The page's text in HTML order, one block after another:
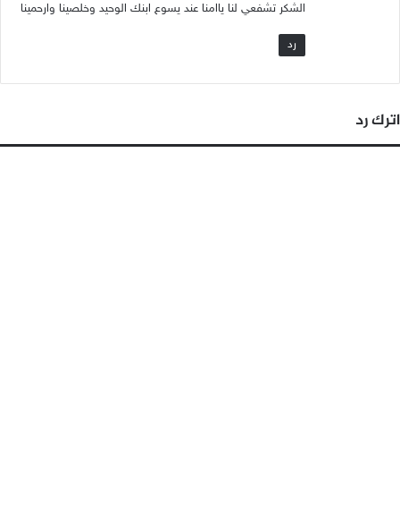
الشكر تشفعي لنا ياامنا عند يسوع ابنك الوحيد وخلصينا وارحمينا
رد
اترك رد